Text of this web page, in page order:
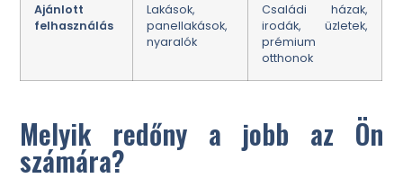
Ajánlott
felhasználás
Lakások,
panellakások,
nyaralók
Családi házak,
irodák, üzletek,
prémium
otthonok
Melyik redőny a jobb az Ön
számára?